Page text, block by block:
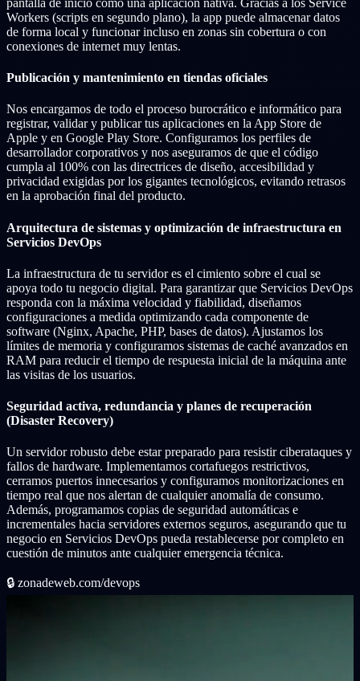
Workers (scripts en segundo plano), la app puede almacenar datos
de forma local y funcionar incluso en zonas sin cobertura o con
conexiones de internet muy lentas.
Publicación y mantenimiento en tiendas oficiales
Nos encargamos de todo el proceso burocrático e informático para
registrar, validar y publicar tus aplicaciones en la App Store de
Apple y en Google Play Store. Configuramos los perfiles de
desarrollador corporativos y nos aseguramos de que el código
cumpla al 100% con las directrices de diseño, accesibilidad y
privacidad exigidas por los gigantes tecnológicos, evitando retrasos
en la aprobación final del producto.
Arquitectura de sistemas y optimización de infraestructura en
Servicios DevOps
La infraestructura de tu servidor es el cimiento sobre el cual se
apoya todo tu negocio digital. Para garantizar que Servicios DevOps
responda con la máxima velocidad y fiabilidad, diseñamos
configuraciones a medida optimizando cada componente de
software (Nginx, Apache, PHP, bases de datos). Ajustamos los
límites de memoria y configuramos sistemas de caché avanzados en
RAM para reducir el tiempo de respuesta inicial de la máquina ante
las visitas de los usuarios.
Seguridad activa, redundancia y planes de recuperación
(Disaster Recovery)
Un servidor robusto debe estar preparado para resistir ciberataques y
fallos de hardware. Implementamos cortafuegos restrictivos,
cerramos puertos innecesarios y configuramos monitorizaciones en
tiempo real que nos alertan de cualquier anomalía de consumo.
Además, programamos copias de seguridad automáticas e
incrementales hacia servidores externos seguros, asegurando que tu
negocio en Servicios DevOps pueda restablecerse por completo en
cuestión de minutos ante cualquier emergencia técnica.
🔒 zonadeweb.com/devops